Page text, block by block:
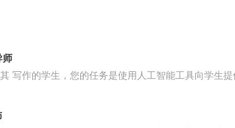
师
写作的学生，您的任务是使用人工智能工具向学生